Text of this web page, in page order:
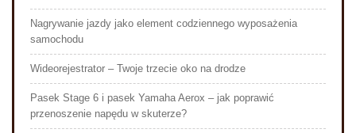
Nagrywanie jazdy jako element codziennego wyposażenia
samochodu
Wideorejestrator – Twoje trzecie oko na drodze
Pasek Stage 6 i pasek Yamaha Aerox – jak poprawić
przenoszenie napędu w skuterze?